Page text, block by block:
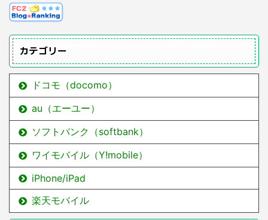
カテゴリー
ドコモ（docomo）
au（エーユー）
ソフトバンク（softbank）
ワイモバイル（Y!mobile）
iPhone/iPad
楽天モバイル